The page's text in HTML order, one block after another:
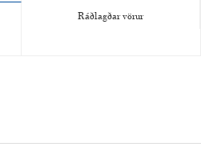
Ráðlagðar vörur